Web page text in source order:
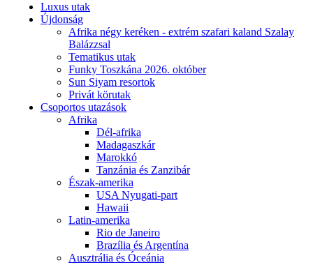
Luxus utak
Újdonság
Afrika négy keréken - extrém szafari kaland Szalay
Balázzsal
Tematikus utak
Funky Toszkána 2026. október
Sun Siyam resortok
Privát körutak
Csoportos utazások
Afrika
Dél-afrika
Madagaszkár
Marokkó
Tanzánia és Zanzibár
Észak-amerika
USA Nyugati-part
Hawaii
Latin-amerika
Rio de Janeiro
Brazília és Argentína
Ausztrália és Óceánia